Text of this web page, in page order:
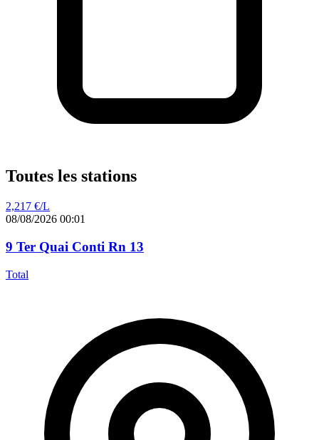
Toutes les stations
2,217 €/L
08/08/2026 00:01
9 Ter Quai Conti Rn 13
Total